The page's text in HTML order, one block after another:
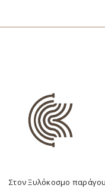
Στον Ξυλόκοσμο